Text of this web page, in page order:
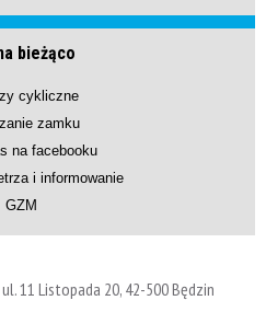
bieżąco
cykliczne
zamku
na facebooku
i informowanie
GZM
ul. 11 Listopada 20, 42-500 Będzin